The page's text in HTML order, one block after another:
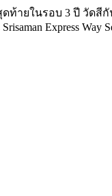
ายในรอบ 3 ปี วัดสี
Express